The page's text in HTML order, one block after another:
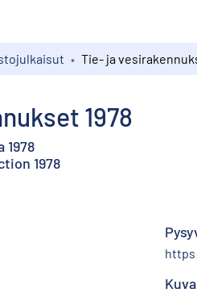
Tie- ja
1978
1978
1978